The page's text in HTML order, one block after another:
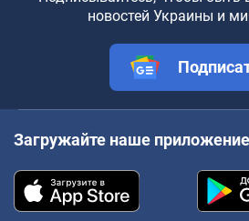
новостей Украины и
Загружайте наше приложение